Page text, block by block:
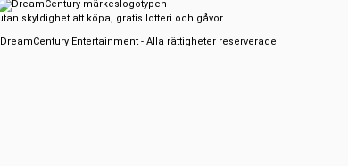
skyldighet att köpa, gratis lotteri och gåvor
Entertainment - Alla rättigheter reserverade